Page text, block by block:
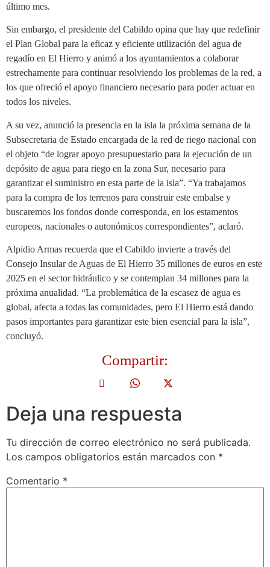
último mes.
Sin embargo, el presidente del Cabildo opina que hay que redefinir
el Plan Global para la eficaz y eficiente utilización del agua de
regadío en El Hierro y animó a los ayuntamientos a colaborar
estrechamente para continuar resolviendo los problemas de la red, a
los que ofreció el apoyo financiero necesario para poder actuar en
todos los niveles.
A su vez, anunció la presencia en la isla la próxima semana de la
Subsecretaria de Estado encargada de la red de riego nacional con
el objeto “de lograr apoyo presupuestario para la ejecución de un
depósito de agua para riego en la zona Sur, necesario para
garantizar el suministro en esta parte de la isla”. “Ya trabajamos
para la compra de los terrenos para construir este embalse y
buscaremos los fondos donde corresponda, en los estamentos
europeos, nacionales o autonómicos correspondientes”, aclaró.
Alpidio Armas recuerda que el Cabildo invierte a través del
Consejo Insular de Aguas de El Hierro 35 millones de euros en este
2025 en el sector hidráulico y se contemplan 34 millones para la
próxima anualidad. “La problemática de la escasez de agua es
global, afecta a todas las comunidades, pero El Hierro está dando
pasos importantes para garantizar este bien esencial para la isla”,
concluyó.
Compartir:
Deja una respuesta
Tu dirección de correo electrónico no será publicada.
Los campos obligatorios están marcados con *
Comentario *